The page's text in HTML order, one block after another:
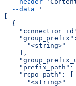
  --header
  --data
'
[
  {
      "<string>"
    ],
"prefix_path":
    "repo_path": [
      "<string>"